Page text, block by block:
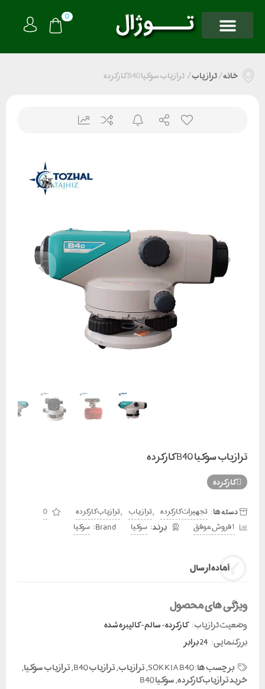
0
خانه/تراز یاب/ ترازیاب سوکیا B40 کارکرده
ترازیاب سوکیا B40 کارکرده
کارکرده
دسته ها: تجهیزات کارکرده ,تراز یاب ,ترازیاب کارکرده
0
1 فروش موفق
سوکیا Brand: سوکیا
آماده ارسال
ویژگی های محصول
وضعیت ترازیاب: کارکرده - سالم - کالیبره شده
بزرگنمایی:
برچسب ها:SOKKIA B40
,ترازیاب,ترازیاب B40 ,ترازیاب سوکیا,
خرید ترازیاب کارکرده,سوکیا B40